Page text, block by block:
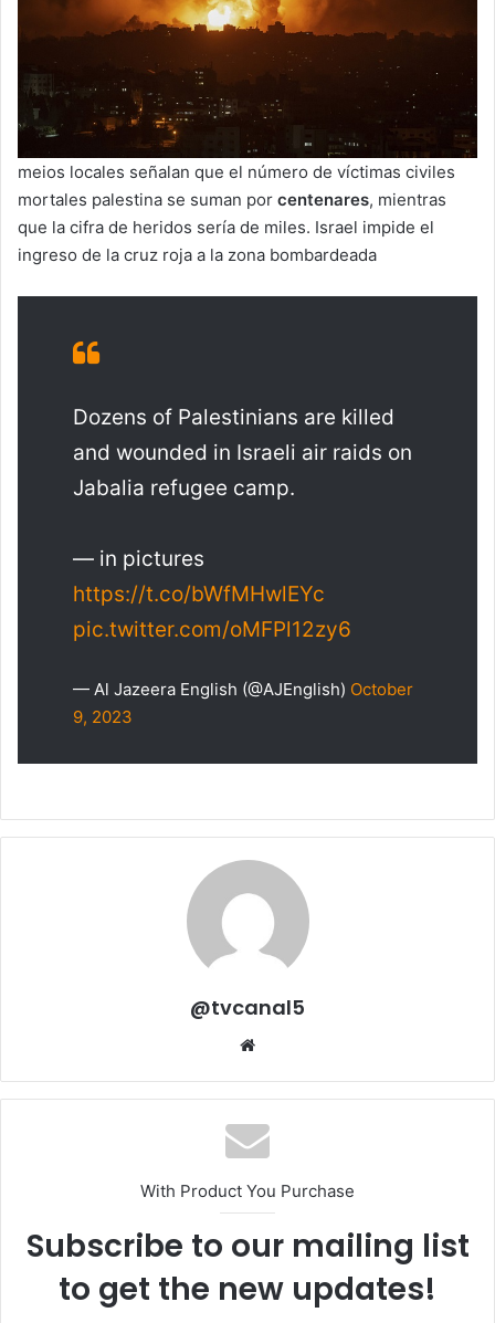
meios locales señalan que el número de víctimas civiles
mortales palestina se suman por centenares, mientras
que la cifra de heridos sería de miles. Israel impide el
ingreso de la cruz roja a la zona bombardeada
Dozens of Palestinians are killed
and wounded in Israeli air raids on
Jabalia refugee camp.
— in pictures
https://t.co/bWfMHwlEYc
pic.twitter.com/oMFPl12zy6
— Al Jazeera English (@AJEnglish) October
9, 2023
@tvcanal5
With Product You Purchase
Subscribe to our mailing list
to get the new updates!